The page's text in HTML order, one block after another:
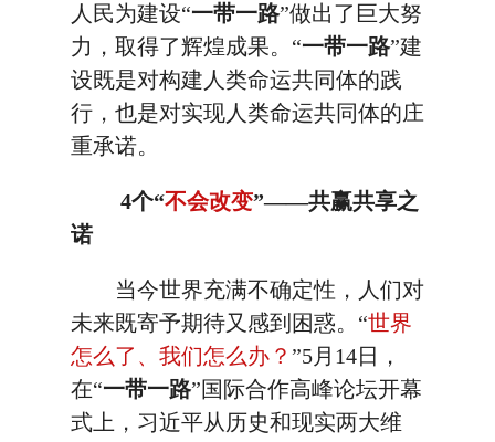
人民为建设“一带一路”做出了巨大努
力，取得了辉煌成果。“一带一路”建
设既是对构建人类命运共同体的践
行，也是对实现人类命运共同体的庄
重承诺。
4个“不会改变”——共赢共享之
诺
当今世界充满不确定性，人们对
未来既寄予期待又感到困惑。“世界
怎么了、我们怎么办？ ”5月14日，
在“一带一路”国际合作高峰论坛开幕
式上，习近平从历史和现实两大维